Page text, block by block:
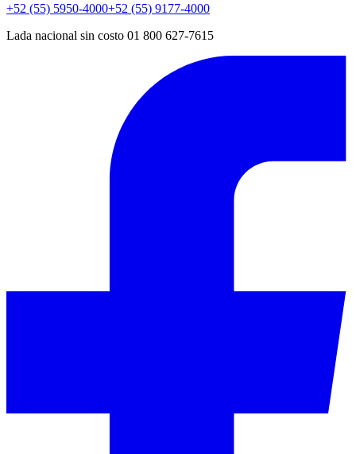
+52 (55) 5950-4000+52 (55) 9177-4000
Lada nacional sin costo 01 800 627-7615